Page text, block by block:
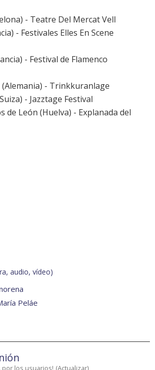
- Teatre Del Mercat Vell
- Festivales Elles En Scene
- Festival de Flamenco
(Alemania) - Trinkkuranlage
- Jazztage Festival
de León (Huelva) - Explanada del
audio, vídeo)
Peláe
los usuarios! (Actualizar)